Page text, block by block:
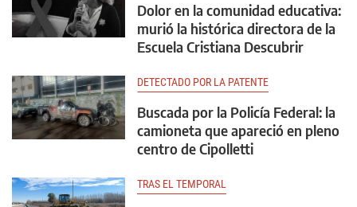
Dolor en la comunidad educativa:
murió la histórica directora de la
Escuela Cristiana Descubrir
DETECTADO POR LA PATENTE
Buscada por la Policía Federal: la
camioneta que apareció en pleno
centro de Cipolletti
TRAS EL TEMPORAL